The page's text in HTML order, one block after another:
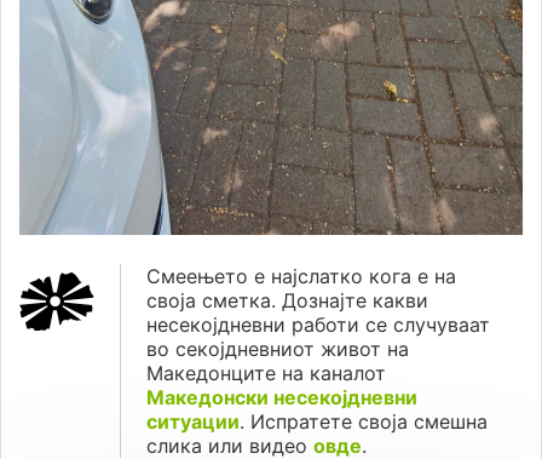
Смеењето е најслатко кога е на
своја сметка. Дознајте какви
несекојдневни работи се случуваат
во секојдневниот живот на
Македонците на каналот
Македонски несекојдневни
ситуации. Испратете своја смешна
слика или видео овде.